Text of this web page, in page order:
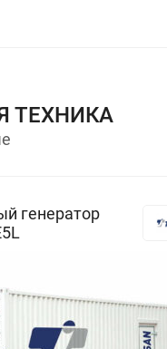
ТЕХНИКА
генератор